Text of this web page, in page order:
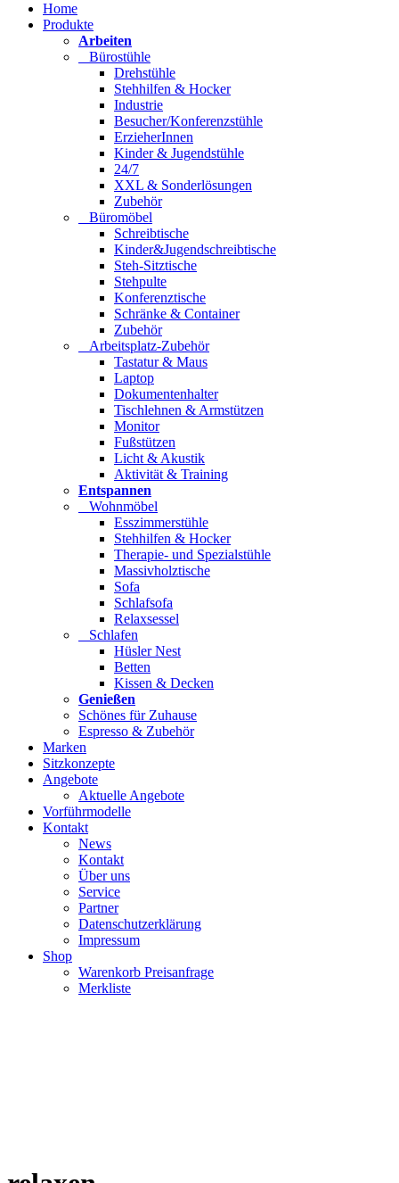
Home
Produkte
Arbeiten
Bürostühle
Drehstühle
Stehhilfen & Hocker
Industrie
Besucher/Konferenzstühle
ErzieherInnen
Kinder & Jugendstühle
24/7
XXL & Sonderlösungen
Zubehör
Büromöbel
Schreibtische
Kinder&Jugendschreibtische
Steh-Sitztische
Stehpulte
Konferenztische
Schränke & Container
Zubehör
Arbeitsplatz-Zubehör
Tastatur & Maus
Laptop
Dokumentenhalter
Tischlehnen & Armstützen
Monitor
Fußstützen
Licht & Akustik
Aktivität & Training
Entspannen
Wohnmöbel
Esszimmerstühle
Stehhilfen & Hocker
Therapie- und Spezialstühle
Massivholztische
Sofa
Schlafsofa
Relaxsessel
Schlafen
Hüsler Nest
Betten
Kissen & Decken
Genießen
Schönes für Zuhause
Espresso & Zubehör
Marken
Sitzkonzepte
Angebote
Aktuelle Angebote
Vorführmodelle
Kontakt
News
Kontakt
Über uns
Service
Partner
Datenschutzerklärung
Impressum
Shop
Warenkorb Preisanfrage
Merkliste